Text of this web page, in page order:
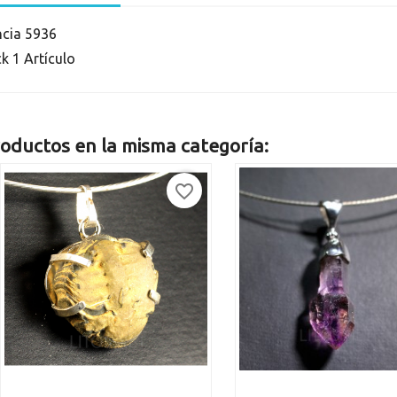
5936
1 Artículo
en la misma categoría:
favorite_border